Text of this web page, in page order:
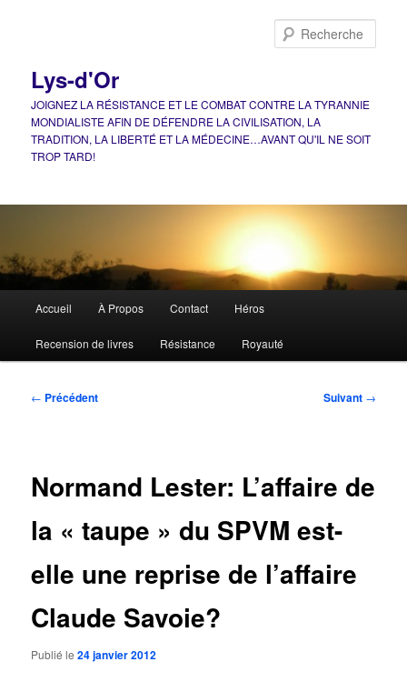
Lys-d'Or
JOIGNEZ LA RÉSISTANCE ET LE COMBAT CONTRE LA TYRANNIE
MONDIALISTE AFIN DE DÉFENDRE LA CIVILISATION, LA
TRADITION, LA LIBERTÉ ET LA MÉDECINE…AVANT QU'IL NE SOIT
TROP TARD!
principal
Accueil À Propos Contact Héros
Recension de livres Résistance Royauté
Navigation
← Précédent Suivant →
Normand Lester: L’affaire de
la « taupe » du SPVM est-
elle une reprise de l’affaire
Claude Savoie?
Publié le24 janvier 2012